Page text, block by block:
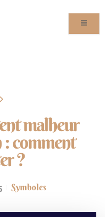
malheur
: comment
?
Symboles